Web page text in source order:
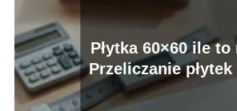
Płytka 60×60 ile to
Przeliczanie
po kroku